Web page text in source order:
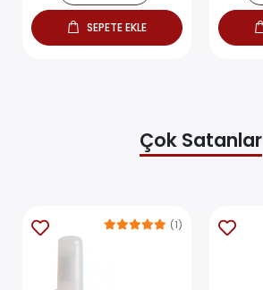
SEPETE EKLE
Çok Satanlar
(1)